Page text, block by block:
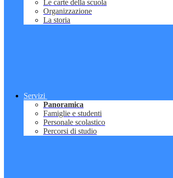
Le carte della scuola
Organizzazione
La storia
Servizi
Panoramica
Famiglie e studenti
Personale scolastico
Percorsi di studio